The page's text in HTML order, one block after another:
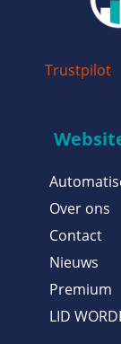
Trustpilot
Over ons
Contact
Nieuws
Premium
LID